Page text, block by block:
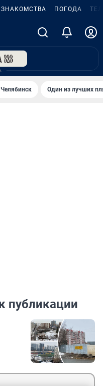
ЗНАКОМСТВА ПОГОДА
Челябинск Один из лучших
публикации